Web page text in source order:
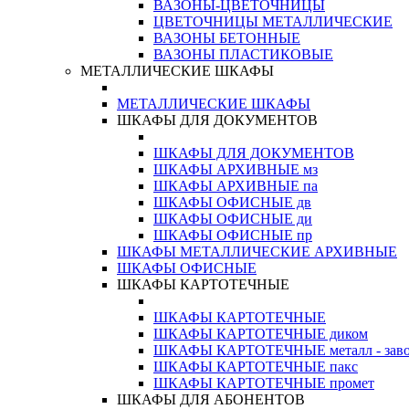
ВАЗОНЫ-ЦВЕТОЧНИЦЫ
ЦВЕТОЧНИЦЫ МЕТАЛЛИЧЕСКИЕ
ВАЗОНЫ БЕТОННЫЕ
ВАЗОНЫ ПЛАСТИКОВЫЕ
МЕТАЛЛИЧЕСКИЕ ШКАФЫ
МЕТАЛЛИЧЕСКИЕ ШКАФЫ
ШКАФЫ ДЛЯ ДОКУМЕНТОВ
ШКАФЫ ДЛЯ ДОКУМЕНТОВ
ШКАФЫ АРХИВНЫЕ мз
ШКАФЫ АРХИВНЫЕ па
ШКАФЫ ОФИСНЫЕ дв
ШКАФЫ ОФИСНЫЕ ди
ШКАФЫ ОФИСНЫЕ пр
ШКАФЫ МЕТАЛЛИЧЕСКИЕ АРХИВНЫЕ
ШКАФЫ ОФИСНЫЕ
ШКАФЫ КАРТОТЕЧНЫЕ
ШКАФЫ КАРТОТЕЧНЫЕ
ШКАФЫ КАРТОТЕЧНЫЕ диком
ШКАФЫ КАРТОТЕЧНЫЕ металл -
ШКАФЫ КАРТОТЕЧНЫЕ пакс
ШКАФЫ КАРТОТЕЧНЫЕ промет
ШКАФЫ ДЛЯ АБОНЕНТОВ